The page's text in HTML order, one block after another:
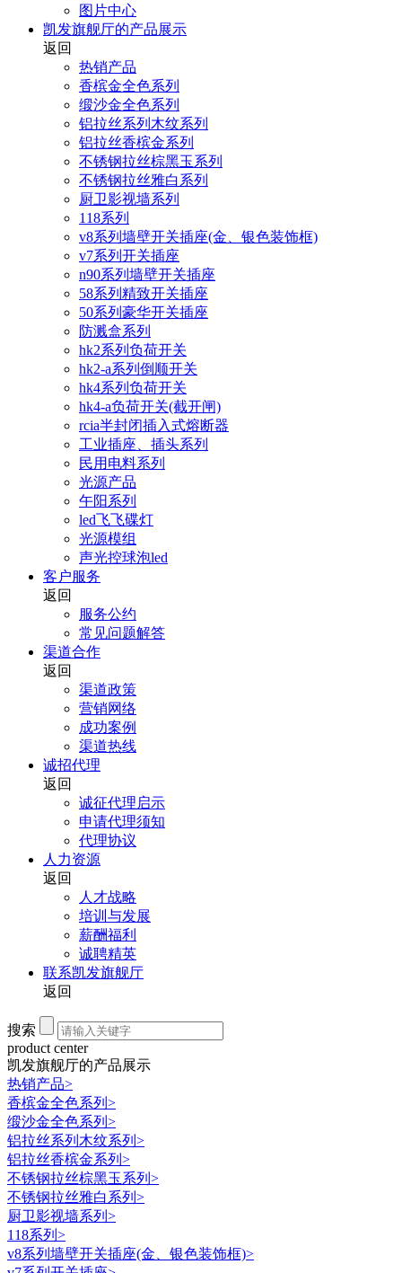
图片中心
凯发旗舰厅的产品展示
返回
热销产品
香槟金全色系列
缎沙金全色系列
铝拉丝系列木纹系列
铝拉丝香槟金系列
不锈钢拉丝棕黑玉系列
不锈钢拉丝雅白系列
厨卫影视墙系列
118系列
v8系列墙壁开关插座(金、银色装饰框)
v7系列开关插座
n90系列墙壁开关插座
58系列精致开关插座
50系列豪华开关插座
防溅盒系列
hk2系列负荷开关
hk2-a系列倒顺开关
hk4系列负荷开关
hk4-a负荷开关(截开闸)
rcia半封闭插入式熔断器
工业插座、插头系列
民用电料系列
光源产品
午阳系列
led飞飞碟灯
光源模组
声光控球泡led
客户服务
返回
服务公约
常见问题解答
渠道合作
返回
渠道政策
营销网络
成功案例
渠道热线
诚招代理
返回
诚征代理启示
申请代理须知
代理协议
人力资源
返回
人才战略
培训与发展
薪酬福利
诚聘精英
联系凯发旗舰厅
返回
搜索
product center
凯发旗舰厅的产品展示
热销产品>
香槟金全色系列 >
缎沙金全色系列 >
铝拉丝系列木纹系列 >
铝拉丝香槟金系列 >
不锈钢拉丝棕黑玉系列 >
不锈钢拉丝雅白系列 >
厨卫影视墙系列 >
118系列 >
v8系列墙壁开关插座(金、银色装饰框)>